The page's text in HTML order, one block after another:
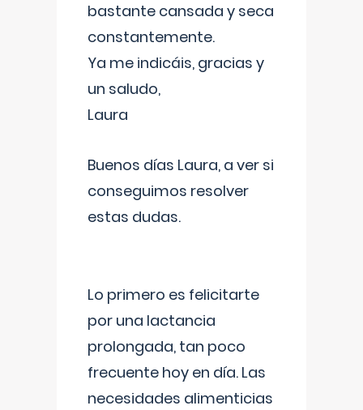
bastante cansada y seca
constantemente.
Ya me indicáis, gracias y
un saludo,
Laura
Buenos días Laura, a ver si
conseguimos resolver
estas dudas.
Lo primero es felicitarte
por una lactancia
prolongada, tan poco
frecuente hoy en día. Las
necesidades alimenticias